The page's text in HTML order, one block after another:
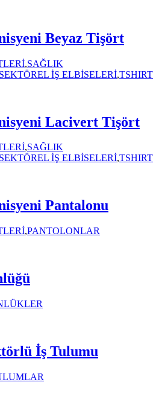
Beyaz Tişört
,SAĞLIK
SEKTÖREL İŞ ELBİSELERİ,TSHIRT
Lacivert Tişört
,SAĞLIK
SEKTÖREL İŞ ELBİSELERİ,TSHIRT
Pantalonu
,PANTOLONLAR
İş Tulumu